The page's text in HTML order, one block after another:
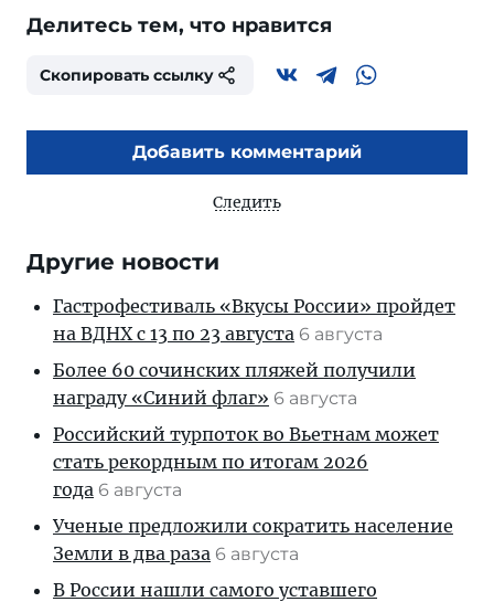
Делитесь тем, что нравится
Скопировать ссылку
Добавить комментарий
Следить
Другие новости
Гастрофестиваль «Вкусы России» пройдет
на ВДНХ с 13 по 23 августа 6 августа
Более 60 сочинских пляжей получили
награду «Синий флаг» 6 августа
Российский турпоток во Вьетнам может
стать рекордным по итогам 2026
года 6 августа
Ученые предложили сократить население
Земли в два раза 6 августа
В России нашли самого уставшего